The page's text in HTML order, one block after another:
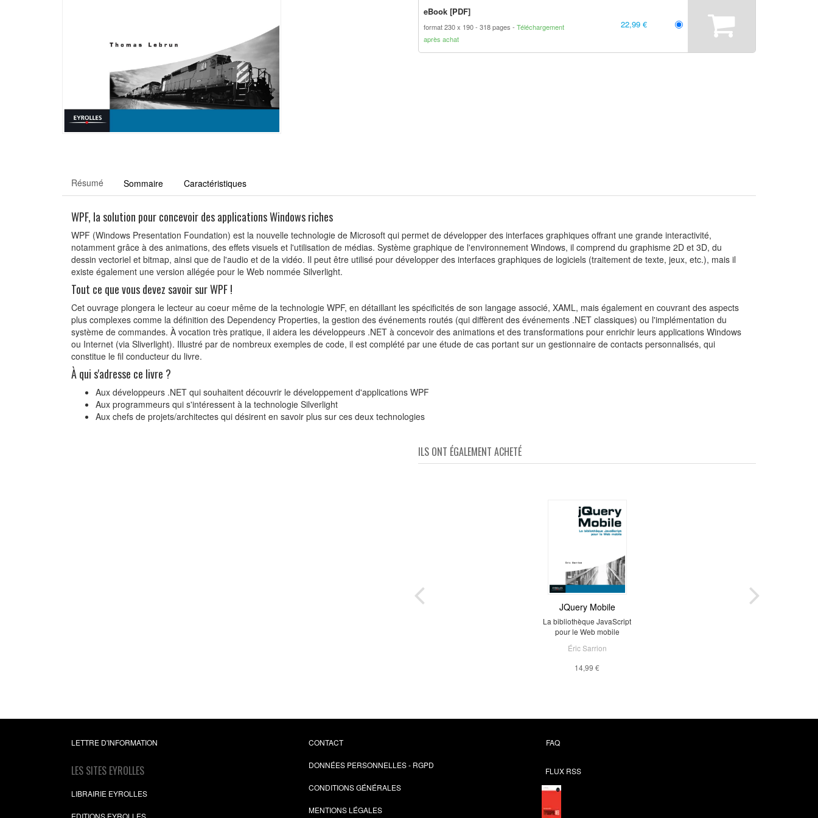
eBook [PDF]
format 230 x 190 318 pages
Téléchargement
après achat
22,99 €
Résumé Sommaire Caractéristiques
WPF, la solution pour concevoir des applications Windows riches
WPF (Windows Presentation Foundation) est la nouvelle technologie de Microsoft qui permet de développer des interfaces graphiques offrant une grande interactivité,
notamment grâce à des animations, des effets visuels et l'utilisation de médias. Système graphique de l'environnement Windows, il comprend du graphisme 2D et 3D, du
dessin vectoriel et bitmap, ainsi que de l'audio et de la vidéo. Il peut être utilisé pour développer des interfaces graphiques de logiciels (traitement de texte, jeux, etc.), mais il
existe également une version allégée pour le Web nommée Silverlight.
Tout ce que vous devez savoir sur WPF !
Cet ouvrage plongera le lecteur au coeur même de la technologie WPF, en détaillant les spécificités de son langage associé, XAML, mais également en couvrant des aspects
plus complexes comme la définition des Dependency Properties, la gestion des événements routés (qui diffèrent des événements .NET classiques) ou l'implémentation du
système de commandes. À vocation très pratique, il aidera les développeurs .NET à concevoir des animations et des transformations pour enrichir leurs applications Windows
ou Internet (via Sliverlight). Illustré par de nombreux exemples de code, il est complété par une étude de cas portant sur un gestionnaire de contacts personnalisés, qui
constitue le fil conducteur du livre.
À qui s'adresse ce livre ?
Aux développeurs .NET qui souhaitent découvrir le développement d'applications WPF
Aux programmeurs qui s'intéressent à la technologie Silverlight
Aux chefs de projets/architectes qui désirent en savoir plus sur ces deux technologies
ILS ONT ÉGALEMENT ACHETÉ
JQuery Mobile
La bibliothèque JavaScript
pour le Web mobile
Éric Sarrion
14,99 €
LETTRE D'INFORMATION
LES SITES EYROLLES
LIBRAIRIE EYROLLES
EDITIONS EYROLLES
CONTACT
DONNÉES PERSONNELLES - RGPD
CONDITIONS GÉNÉRALES
MENTIONS LÉGALES
FAQ
FLUX RSS